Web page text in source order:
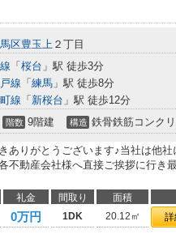
区豊玉上 ２丁目
「 桜台 」駅 徒歩3分
線 「 練馬 」駅 徒歩8分
線 「 新桜台 」駅 徒歩12分
階数 9階建 構造 鉄骨鉄筋コンク
ありがとうございます♪当社は他
不動産会社様へ直接ご挨拶に行き
礼金 間取り 面積
0万円 1DK 20.12㎡ 詳